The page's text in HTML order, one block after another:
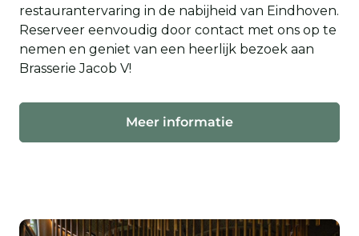
restaurantervaring in de nabijheid van Eindhoven.
Reserveer eenvoudig door contact met ons op te
nemen en geniet van een heerlijk bezoek aan
Brasserie Jacob V!
Meer informatie